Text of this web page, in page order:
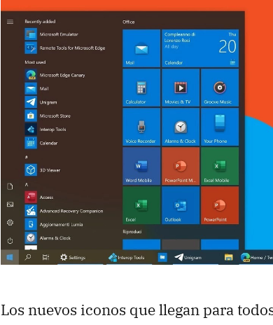
Los nuevos iconos que llegan para